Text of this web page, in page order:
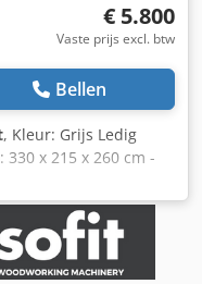
€ 5.800
Vaste prijs excl. btw
Bellen
, Kleur: Grijs Ledig
330 x 215 x 260 cm -
Nee - CE
uitvoersysteem
- Heftafel
3100 - Max.
invoersysteem